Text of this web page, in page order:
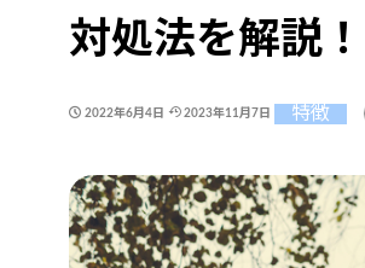
対処法を解説！
2022年6月4日 2023年11月7日 特徴